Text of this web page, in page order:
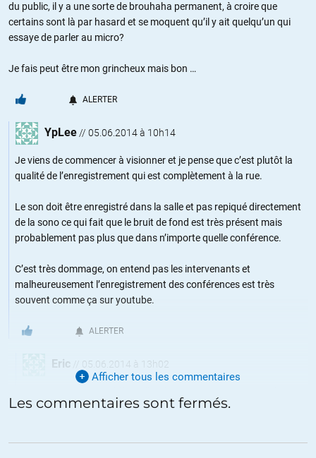
du public, il y a une sorte de brouhaha permanent, à croire que
certains sont là par hasard et se moquent qu’il y ait quelqu’un qui
essaye de parler au micro?
Je fais peut être mon grincheux mais bon …
ALERTER
YpLee // 05.06.2014 à 10h14
Je viens de commencer à visionner et je pense que c’est plutôt la
qualité de l’enregistrement qui est complètement à la rue.
Le son doit être enregistré dans la salle et pas repiqué directement
de la sono ce qui fait que le bruit de fond est très présent mais
probablement pas plus que dans n’importe quelle conférence.
C’est très dommage, on entend pas les intervenants et
malheureusement l’enregistrement des conférences est très
souvent comme ça sur youtube.
ALERTER
Eric 05.06.2014 à 13h02
convenablement Olivier ou le traducteur d’Alexander Lipen je dois
Afficher tous les commentaires
Les commentaires sont fermés.